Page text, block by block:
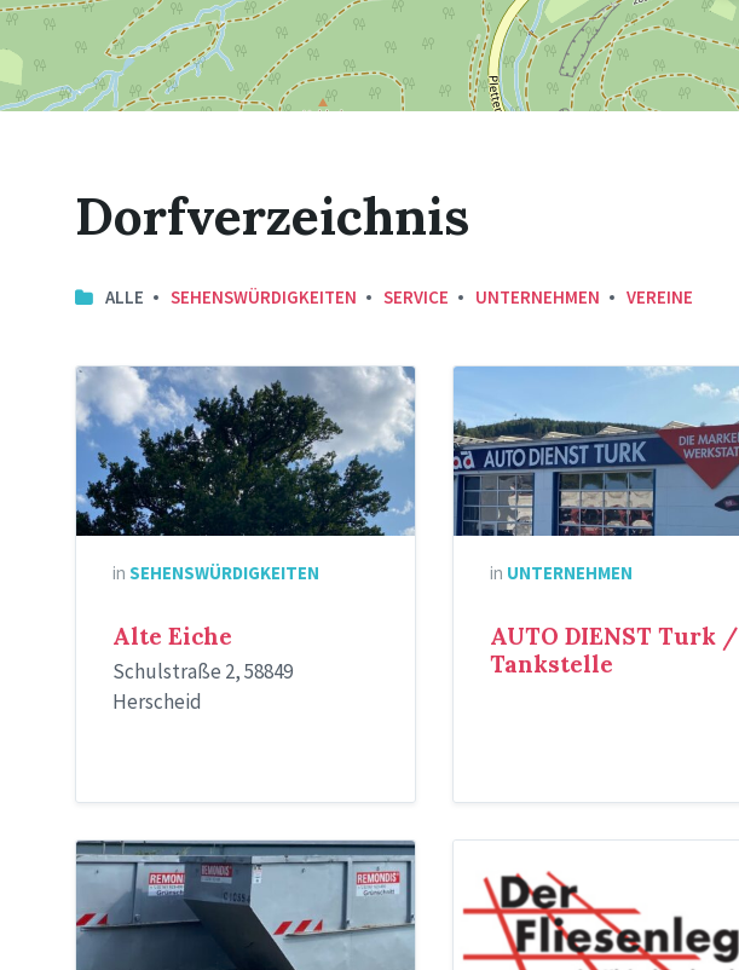
Dorfverzeichnis
ALLE SEHENSWÜRDIGKEITEN SERVICE UNTERNEHMEN VEREINE
alte
Eiche
in SEHENSWÜRDIGKEITEN
Alte Eiche
Schulstraße 2, 58849
Herscheid
Werkstatt
in UNTERNEHMEN
AUTO DIENST Turk /
Tankstelle
Fliesenleger
Jürgen